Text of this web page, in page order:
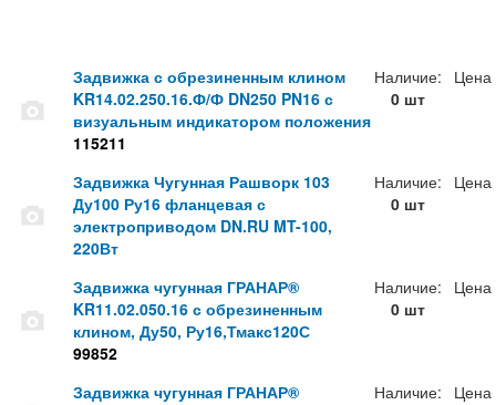
Задвижка с обрезиненным клином
KR14.02.250.16.Ф/Ф DN250 PN16 с
визуальным индикатором положения
115211
Наличие:
0 шт
Цена
Задвижка Чугунная Рашворк 103
Ду100 Ру16 фланцевая с
электроприводом DN.RU MT-100,
220Вт
Наличие:
0 шт
Цена
Задвижка чугунная ГРАНАР®
KR11.02.050.16 с обрезиненным
клином, Ду50, Ру16,Тмакс120С
99852
Наличие:
0 шт
Цена
Задвижка чугунная ГРАНАР®
Наличие:
Цена